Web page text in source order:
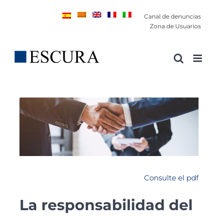
Canal de denuncias
Zona de Usuarios
Consulte el pdf
La responsabilidad del